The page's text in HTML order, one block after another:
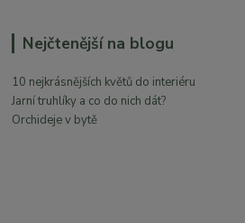
Nejčtenější na blogu
10 nejkrásnějších květů do interiéru
Jarní truhlíky a co do nich dát?
Orchideje v bytě